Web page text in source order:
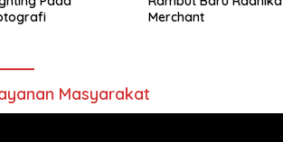
Merchant
Masyarakat